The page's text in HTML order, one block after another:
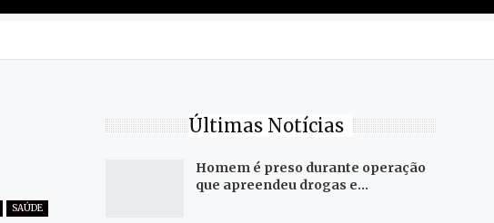
SAÚDE
Últimas Notícias
Homem é preso durante operação
que apreendeu drogas e…